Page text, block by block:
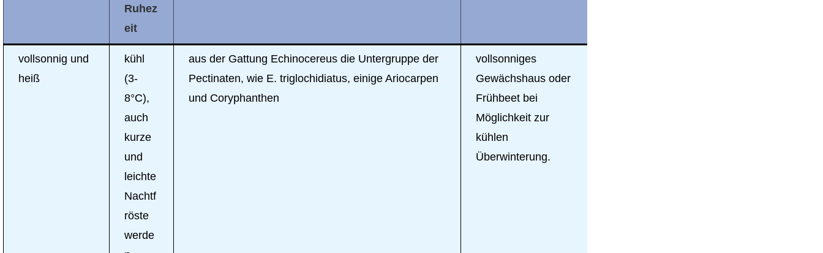
Ruhez
eit
vollsonnig und
heiß
kühl
(3-
8°C),
auch
kurze
und
leichte
Nachtf
röste
werde
aus der Gattung Echinocereus die Untergruppe der
Pectinaten, wie E. triglochidiatus, einige Ariocarpen
und Coryphanthen
vollsonniges
Gewächshaus oder
Frühbeet bei
Möglichkeit zur
kühlen
Überwinterung.